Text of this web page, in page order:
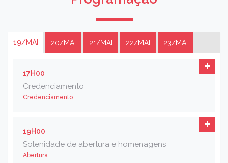
19/MAI 20/MAI 21/MAI 22/MAI 23/MAI
17H00
Credenciamento
Credenciamento
19H00
Solenidade de abertura e homenagens
Abertura